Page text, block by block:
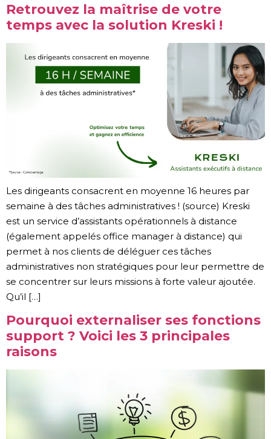
Retrouvez la maîtrise de votre
temps avec la solution Kreski !
Les dirigeants consacrent en moyenne 16 heures par
semaine à des tâches administratives ! (source) Kreski
est un service d’assistants opérationnels à distance
(également appelés office manager à distance) qui
permet à nos clients de déléguer ces tâches
administratives non stratégiques pour leur permettre de
se concentrer sur leurs missions à forte valeur ajoutée.
Qu’il […]
Pourquoi externaliser ses fonctions
support ? Voici les 3 principales
raisons